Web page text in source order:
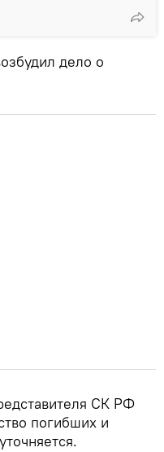
дело о
СК РФ
погибших и